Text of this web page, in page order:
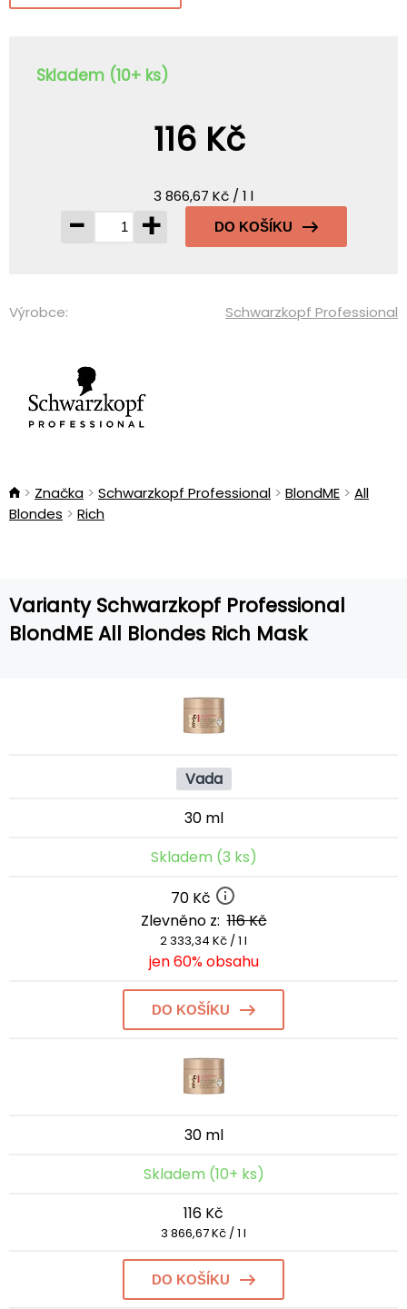
Skladem (10+ ks)
116 Kč
3 866,67 Kč / 1 l
- + DO KOŠÍKU
Výrobce: Schwarzkopf Professional
Značka Schwarzkopf Professional BlondME
All
Blondes
Rich
Varianty Schwarzkopf Professional
BlondME All Blondes Rich Mask
Vada
30 ml
Skladem (3 ks)
70 Kč
Zlevněno z:116 Kč
2 333,34 Kč / 1 l
jen 60% obsahu
DO KOŠÍKU
30 ml
Skladem (10+ ks)
116 Kč
3 866,67 Kč / 1 l
DO KOŠÍKU